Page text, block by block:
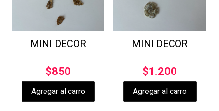
MINI DECOR
$850
Agregar al carro
MINI DECOR
$1.200
Agregar al carro